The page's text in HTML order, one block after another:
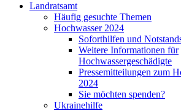
Landratsamt
Häufig gesuchte Themen
Hochwasser 2024
Soforthilfen und
Weitere Informationen für
Hochwassergeschädigte
Pressemitteilungen zum
2024
Sie möchten spenden?
Ukrainehilfe